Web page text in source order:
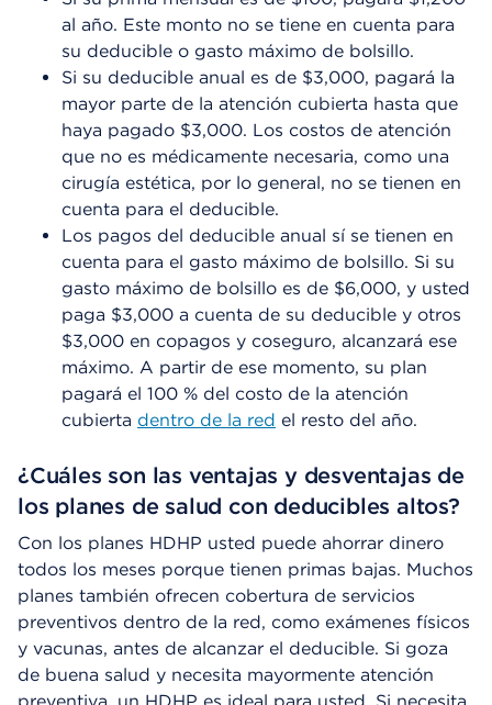
al año. Este monto no se tiene en cuenta para
su deducible o gasto máximo de bolsillo.
Si su deducible anual es de $3,000, pagará la
mayor parte de la atención cubierta hasta que
haya pagado $3,000. Los costos de atención
que no es médicamente necesaria, como una
cirugía estética, por lo general, no se tienen en
cuenta para el deducible.
Los pagos del deducible anual sí se tienen en
cuenta para el gasto máximo de bolsillo. Si su
gasto máximo de bolsillo es de $6,000, y usted
paga $3,000 a cuenta de su deducible y otros
$3,000 en copagos y coseguro, alcanzará ese
máximo. A partir de ese momento, su plan
pagará el 100 % del costo de la atención
cubierta dentro de la red el resto del año.
¿Cuáles son las ventajas y desventajas de
los planes de salud con deducibles altos?
Con los planes HDHP usted puede ahorrar dinero
todos los meses porque tienen primas bajas. Muchos
planes también ofrecen cobertura de servicios
preventivos dentro de la red, como exámenes físicos
y vacunas, antes de alcanzar el deducible. Si goza
de buena salud y necesita mayormente atención